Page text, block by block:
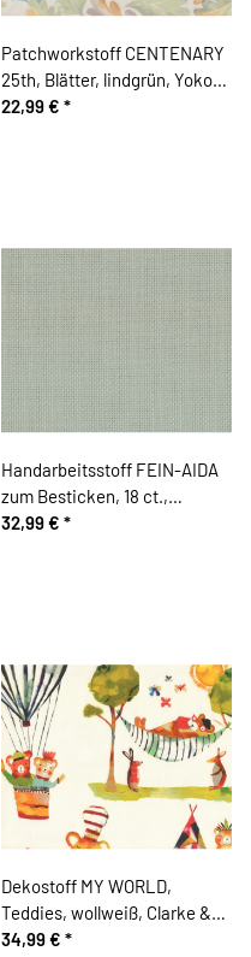
Patchworkstoff CENTENARY
25th, Blätter, lindgrün, Yoko
Saito
22,99 € *
Handarbeitsstoff FEIN-AIDA
zum Besticken, 18 ct.,
lindgrün, Zweigart
32,99 € *
Dekostoff MY WORLD,
Teddies, wollweiß, Clarke &
Clarke
34,99 € *